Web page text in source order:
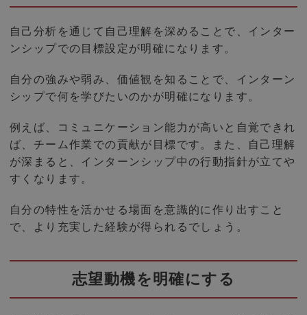
自己分析を通じて自己理解を深めることで、インター
ンシップでの目標設定が明確になります。
自分の強みや弱み、価値観を知ることで、インターン
シップで何を学びたいのかが明確になります。
例えば、コミュニケーション能力が高いと自覚できれ
ば、チーム作業での貢献が目標です。また、自己理解
が深まると、インターンシップ中の行動指針が立てや
すくなります。
自分の特性を活かせる場面を意識的に作り出すこと
で、より充実した経験が得られるでしょう。
志望動機を明確にする